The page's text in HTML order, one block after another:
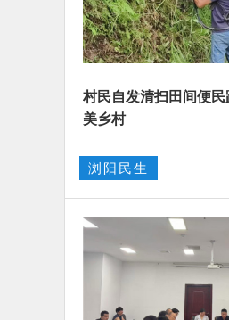
村民自发清扫田间便
美乡村
浏阳民生